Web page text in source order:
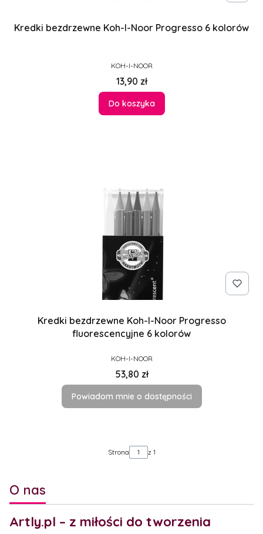
Kredki bezdrzewne Koh-I-Noor Progresso 6 kolorów
PRODUCENT
KOH-I-NOOR
Cena
13,90 zł
Do koszyka
Kredki bezdrzewne Koh-I-Noor Progresso
fluorescencyjne 6 kolorów
PRODUCENT
KOH-I-NOOR
Cena
53,80 zł
Powiadom mnie o dostępności
Strona z 1
O nas
Artly.pl – z miłości do tworzenia